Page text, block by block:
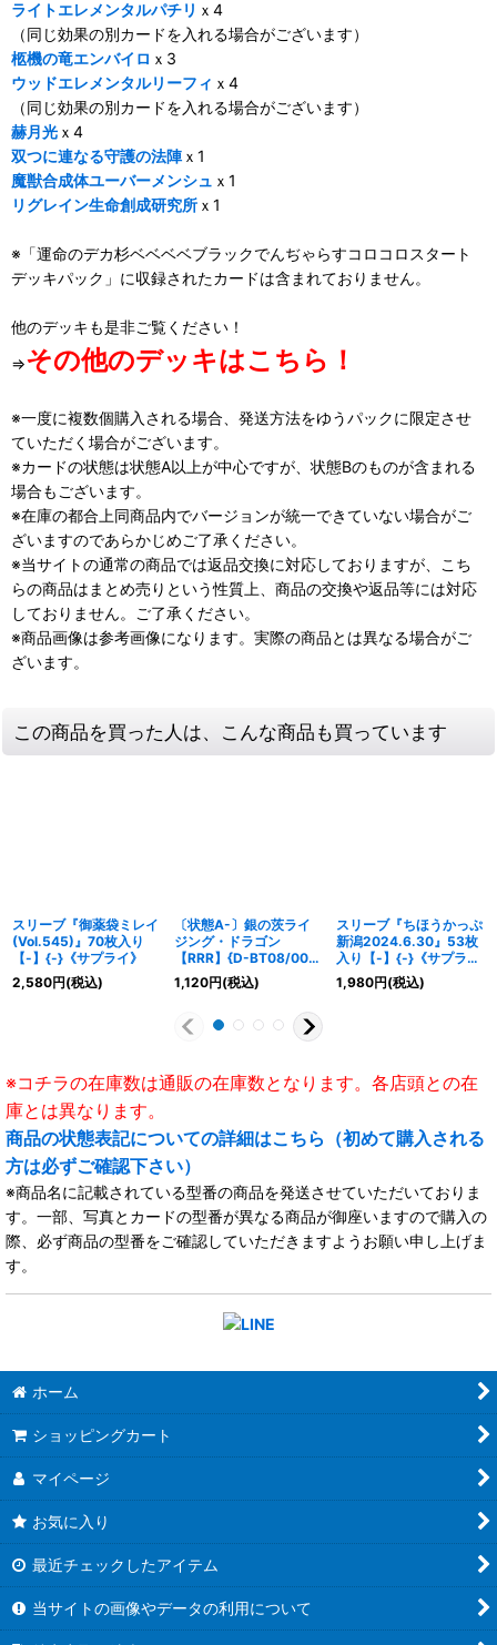
ライトエレメンタルパチリ ｘ4
（同じ効果の別カードを入れる場合がございます）
柩機の竜エンバイロ ｘ3
ウッドエレメンタルリーフィ ｘ4
（同じ効果の別カードを入れる場合がございます）
赫月光 ｘ4
双つに連なる守護の法陣ｘ1
魔獣合成体ユーバーメンシュ ｘ1
リグレイン生命創成研究所 ｘ1
※「運命のデカ杉ベベベベブラックでんぢゃらすコロコロスタート
デッキパック」に収録されたカードは含まれておりません。
他のデッキも是非ご覧ください！
⇒その他のデッキはこちら！
※一度に複数個購入される場合、発送方法をゆうパックに限定させ
ていただく場合がございます。
※カードの状態は状態A以上が中心ですが、状態Bのものが含まれる
場合もございます。
※在庫の都合上同商品内でバージョンが統一できていない場合がご
ざいますのであらかじめご了承ください。
※当サイトの通常の商品では返品交換に対応しておりますが、こち
らの商品はまとめ売りという性質上、商品の交換や返品等には対応
しておりません。ご了承ください。
※商品画像は参考画像になります。実際の商品とは異なる場合がご
ざいます。
この商品を買った人は、こんな商品も買っています
スリーブ『御薬袋ミレイ
(Vol.545)』70枚入り
【-】{-}《サプライ》
2,580円(税込)
〔状態A-〕銀の茨ライ
ジング・ドラゴン
【RRR】{D-BT08/004}
《ダークステイツ》
1,120円(税込)
スリーブ『ちほうかっぷ
新潟2024.6.30』53枚
入り【-】{-}《サプラ
イ》
1,980円(税込)
※コチラの在庫数は通販の在庫数となります。各店頭との在
庫とは異なります。
商品の状態表記についての詳細はこちら（初めて購入される
方は必ずご確認下さい）
※商品名に記載されている型番の商品を発送させていただいておりま
す。一部、写真とカードの型番が異なる商品が御座いますので購入の
際、必ず商品の型番をご確認していただきますようお願い申し上げま
す。
ホーム
ショッピングカート
マイページ
お気に入り
最近チェックしたアイテム
当サイトの画像やデータの利用について